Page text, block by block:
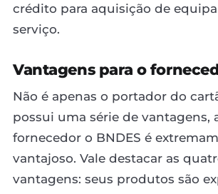
crédito para aquisição de
serviço.
Vantagens para o
Não é apenas o portador do
possui uma série de vantagens,
fornecedor o BNDES é
vantajoso. Vale destacar as
vantagens: seus produtos são